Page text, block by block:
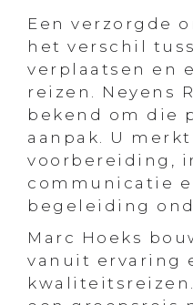
Een verzorgde
het verschil
verplaatsen en
reizen. Neyens
bekend om die
aanpak. U
voorbereiding,
communicatie
begeleiding
Marc Hoeks
vanuit ervaring